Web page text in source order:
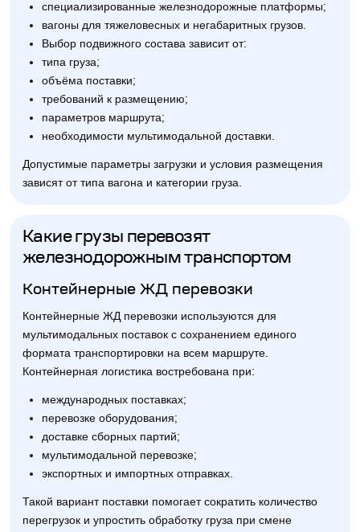
специализированные железнодорожные платформы;
вагоны для тяжеловесных и негабаритных грузов.
Выбор подвижного состава зависит от:
типа груза;
объёма поставки;
требований к размещению;
параметров маршрута;
необходимости мультимодальной доставки.
Допустимые параметры загрузки и условия размещения
зависят от типа вагона и категории груза.
Какие грузы перевозят
железнодорожным транспортом
Контейнерные ЖД перевозки
Контейнерные ЖД перевозки используются для
мультимодальных поставок с сохранением единого
формата транспортировки на всем маршруте.
Контейнерная логистика востребована при:
международных поставках;
перевозке оборудования;
доставке сборных партий;
мультимодальной перевозке;
экспортных и импортных отправках.
Такой вариант поставки помогает сократить количество
перегрузок и упростить обработку груза при смене